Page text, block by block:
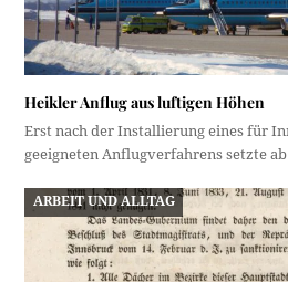
Heikler Anflug aus luftigen Höhen
Erst nach der Installierung eines für
geeigneten Anflugverfahrens setzte
ARBEIT UND ALLTAG